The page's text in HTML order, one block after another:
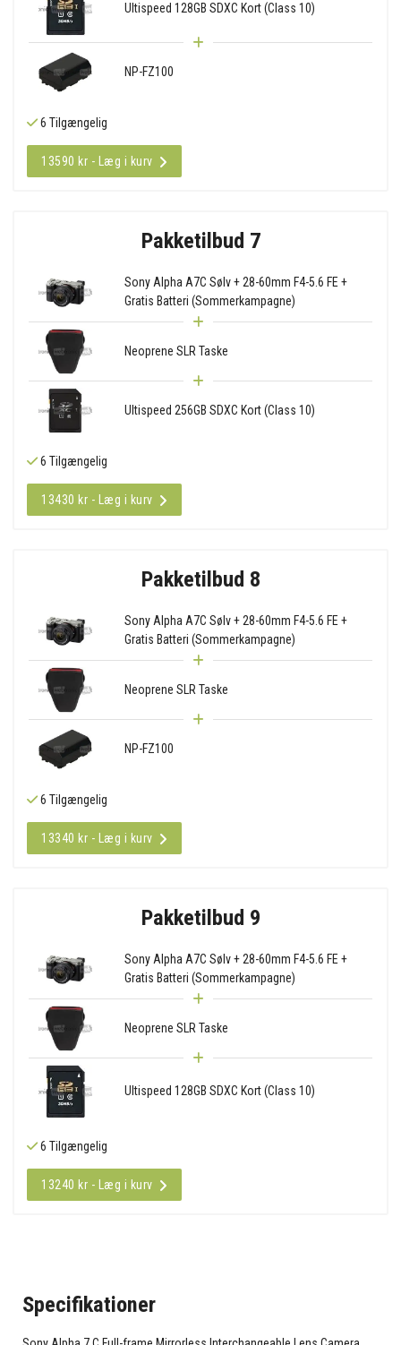
Ultispeed 128GB SDXC Kort (Class 10)
NP-FZ100
6 Tilgængelig
13590 kr - Læg i kurv
Pakketilbud 7
Sony Alpha A7C Sølv + 28-60mm F4-5.6 FE +
Gratis Batteri (Sommerkampagne)
Neoprene SLR Taske
Ultispeed 256GB SDXC Kort (Class 10)
6 Tilgængelig
13430 kr - Læg i kurv
Pakketilbud 8
Sony Alpha A7C Sølv + 28-60mm F4-5.6 FE +
Gratis Batteri (Sommerkampagne)
Neoprene SLR Taske
NP-FZ100
6 Tilgængelig
13340 kr - Læg i kurv
Pakketilbud 9
Sony Alpha A7C Sølv + 28-60mm F4-5.6 FE +
Gratis Batteri (Sommerkampagne)
Neoprene SLR Taske
Ultispeed 128GB SDXC Kort (Class 10)
6 Tilgængelig
13240 kr - Læg i kurv
Specifikationer